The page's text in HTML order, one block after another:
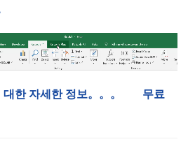
한 자세한 정보。。。
무료